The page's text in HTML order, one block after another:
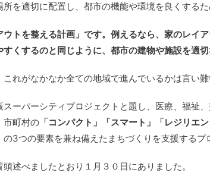
を適切に配置し、都市の機能や環境を良くする
トを整える計画」です。例えるなら、家のレイ
くするのと同じように、都市の建物や施設を適
れがなかなか全ての地域で進んでいるかは言い難
ーパーシティプロジェクトと題し、医療、福祉
市町村の 「コンパクト」「スマート」「レジリエン
3つの要素を兼ね備えたまちづくりを支援するプ
述べましたとおり１月３０日にありました。